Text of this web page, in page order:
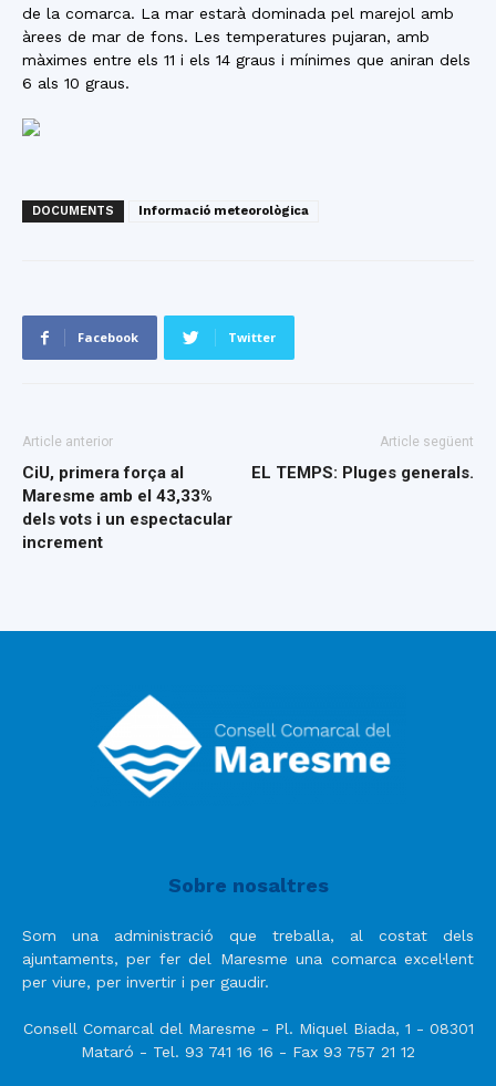
de la comarca. La mar estarà dominada pel marejol amb
àrees de mar de fons. Les temperatures pujaran, amb
màximes entre els 11 i els 14 graus i mínimes que aniran dels
6 als 10 graus.
DOCUMENTS Informació meteorològica
Facebook Twitter
Article anterior
CiU, primera força al
Maresme amb el 43,33%
dels vots i un espectacular
increment
Article següent
EL TEMPS: Pluges generals.
Sobre nosaltres
Som una administració que treballa, al costat dels
ajuntaments, per fer del Maresme una comarca excel·lent
per viure, per invertir i per gaudir.
Consell Comarcal del Maresme - Pl. Miquel Biada, 1 - 08301
Mataró - Tel. 93 741 16 16 - Fax 93 757 21 12